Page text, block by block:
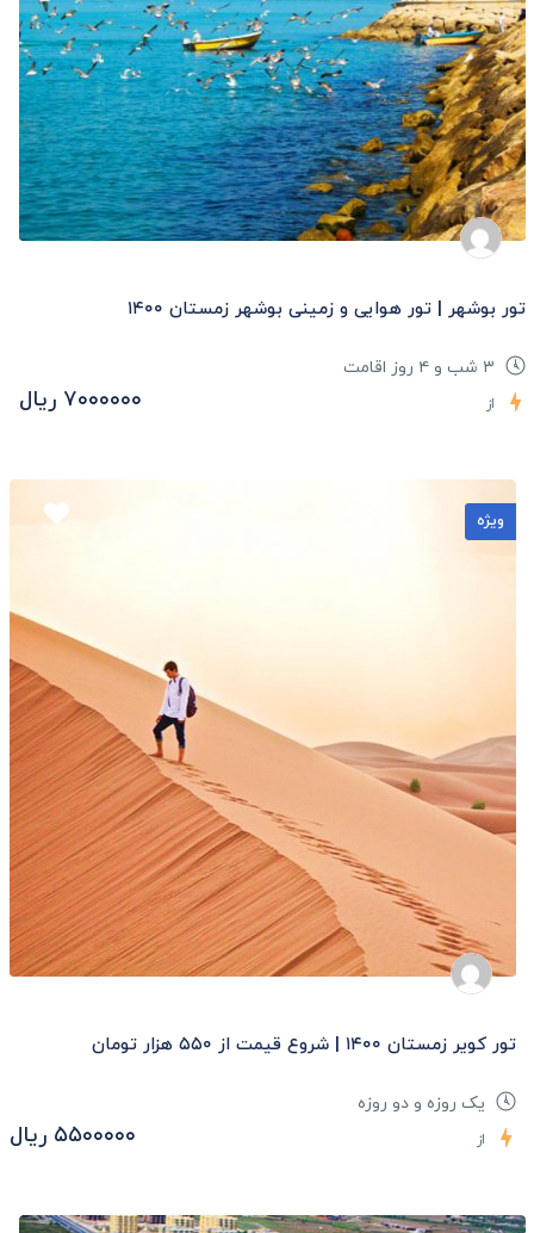
تور بوشهر | تور هوایی و زمینی بوشهر زمستان ۱۴۰۰
از ۷۰۰۰۰۰۰ ریال
ویژه
تور کویر زمستان ۱۴۰۰ | شروع قیمت از ۵۵۰ هزار تومان
یک روزه و دو روزه
از ۵۵۰۰۰۰۰ ریال